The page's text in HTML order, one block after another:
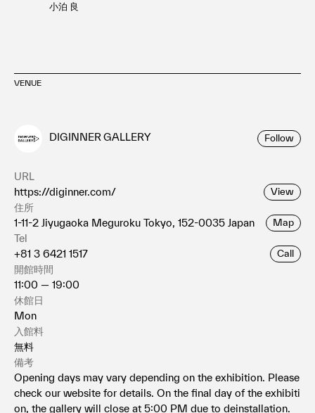
小泊 良
VENUE
DIGINNER GALLERY Follow
URL
https://diginner.com/
View
住所
1-11-2 Jiyugaoka Meguroku Tokyo, 152-0035 Japan
Map
Tel
+81 3 6421 1517
Call
開館時間
11:00 — 19:00
休館日
Mon
入館料
無料
備考
Opening days may vary depending on the exhibition. Please
check our website for details. On the final day of the exhibiti
on, the gallery will close at 5:00 PM due to deinstallation.